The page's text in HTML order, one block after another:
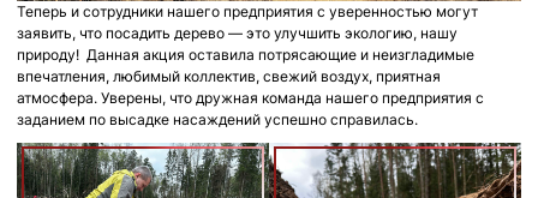
Теперь и сотрудники нашего предприятия с уверенностью могут
заявить, что посадить дерево — это улучшить экологию, нашу
природу! Данная акция оставила потрясающие и неизгладимые
впечатления, любимый коллектив, свежий воздух, приятная
атмосфера. Уверены, что дружная команда нашего предприятия с
заданием по высадке насаждений успешно справилась.